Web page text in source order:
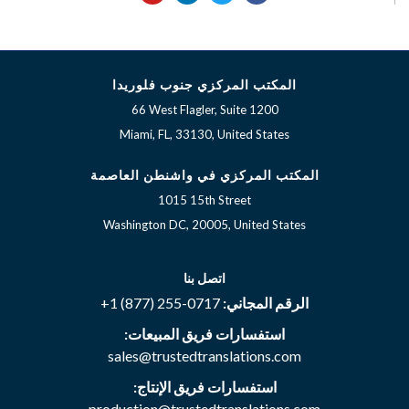
c
o
i
e
n
d
n
u
b
المكتب المركزي جنوب فلوريدا
66 West Flagler, Suite 1200
Miami, FL, 33130, United States
المكتب المركزي في واشنطن العاصمة
1015 15th Street
Washington DC, 20005, United States
اتصل بنا
الرقم المجاني: +1 (877) 255-0717
استفسارات فريق المبيعات:
sales@trustedtranslations.com
استفسارات فريق الإنتاج: